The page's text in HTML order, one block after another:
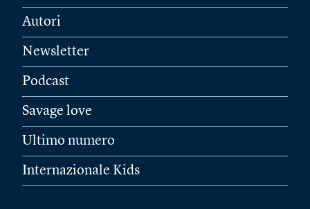
Autori
Newsletter
Podcast
Savage love
Ultimo numero
Internazionale Kids